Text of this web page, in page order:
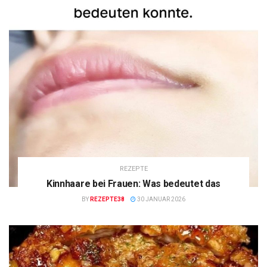
REZEPTE
Kinnhaare bei Frauen: Was bedeutet das
BY REZEPTE38 30 JANUAR 2026